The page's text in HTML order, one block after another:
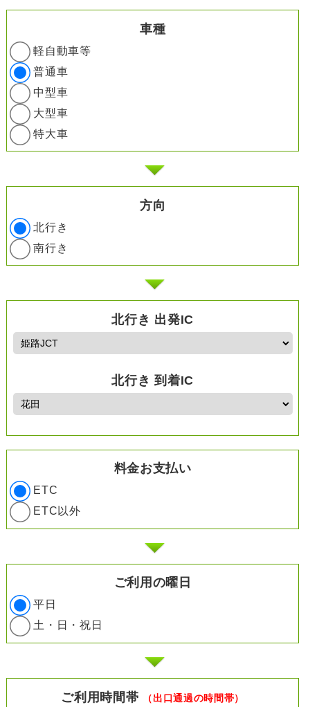
車種
軽自動車等
普通車
中型車
大型車
特大車
方向
北行き
南行き
北行き 出発IC
北行き 到着IC
料金お支払い
ETC
ETC以外
ご利用の曜日
平日
土・日・祝日
ご利用時間帯 （出口通過の時間帯）